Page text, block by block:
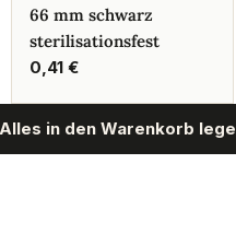
66 mm schwarz
sterilisationsfest
Regulärer
0,41 €
Alles in den Warenkorb